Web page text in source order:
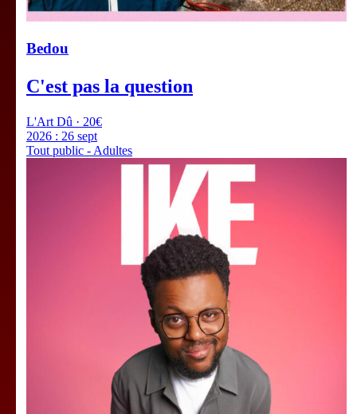
Bedou
C'est pas la question
L'Art Dû · 20€
2026 : 26 sept
Tout public - Adultes